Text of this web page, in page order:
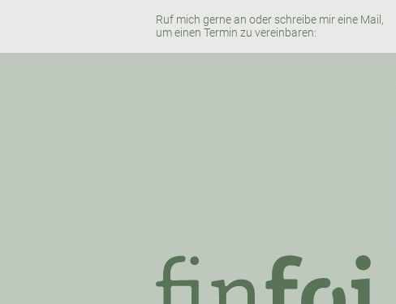
Ruf mich gerne an oder schreibe mir eine Mail,
um einen Termin zu vereinbaren: